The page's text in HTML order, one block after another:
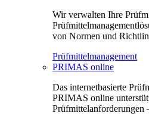
Wir verwalten Ihre
von Normen und
Prüfmittelmanagement
PRIMAS online
Das internetbasierte
PRIMAS online
Prüfmittelanforderungen